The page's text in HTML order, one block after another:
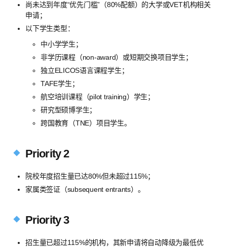
尚未达到年度“优先门槛”（80%配额）的大学或VET机构相关
申请；
以下学生类型：
中小学学生；
非学历课程（non-award）或短期交换项目学生；
独立ELICOS语言课程学生；
TAFE学生；
航空培训课程（pilot training）学生；
研究型硕博学生；
跨国教育（TNE）项目学生。
Priority 2
院校年度招生量已达80%但未超过115%；
家属类签证（subsequent entrants）。
Priority 3
招生量已超过115%的机构，其新申请将自动降级为最低优